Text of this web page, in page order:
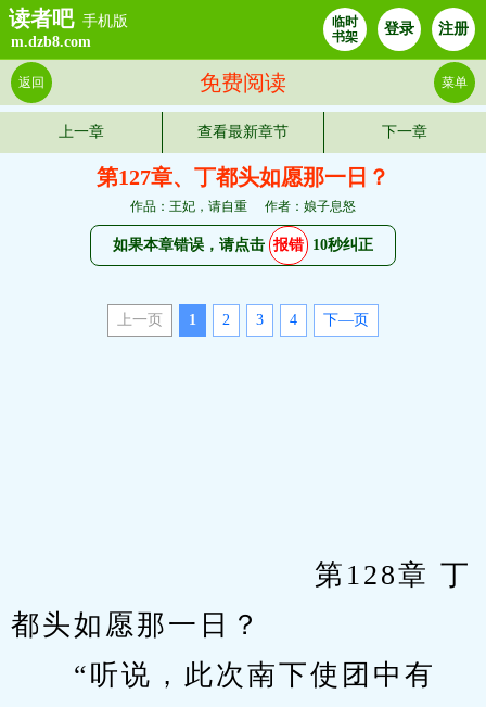
读者吧 手机版
m.dzb8.com
临时
书架
登录 注册
免费阅读
返回 菜单
上一章 查看最新章节 下一章
第127章、丁都头如愿那一日？
作品：王妃，请自重 作者：娘子息怒
如果本章错误，请点击 报错 10秒纠正
上一页 1 2 3 4 下—页
都头如愿那一日？
“听说，此次南下使团中有